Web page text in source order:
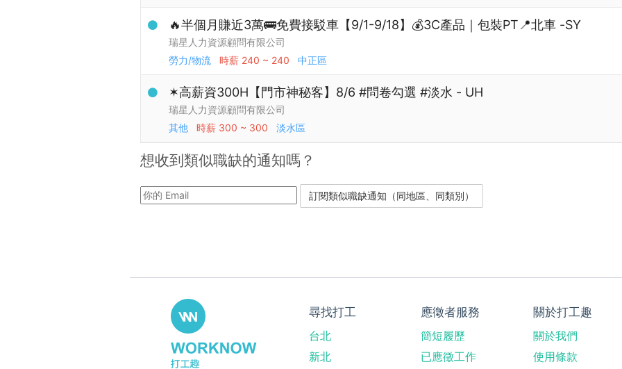
🔥半個月賺近3萬🚌免費接駁車【9/1-9/18】💰3C產品｜包裝PT📍北車 -SY
瑞星人力資源顧問有限公司
勞力/物流
時薪 240 ~ 240 中正區
✶高薪資300H【門市神秘客】8/6 #問卷勾選 #淡水 - UH
瑞星人力資源顧問有限公司
其他
時薪 300 ~ 300 淡水區
想收到類似職缺的通知嗎？
尋找打工
台北
新北
應徵者服務
簡短履歷
已應徵工作
關於打工趣
關於我們
使用條款